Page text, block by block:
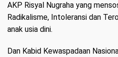
AKP Risyal Nugraha yang
Radikalisme, Intoleransi dan
anak usia dini.
Dan Kabid Kewaspadaan